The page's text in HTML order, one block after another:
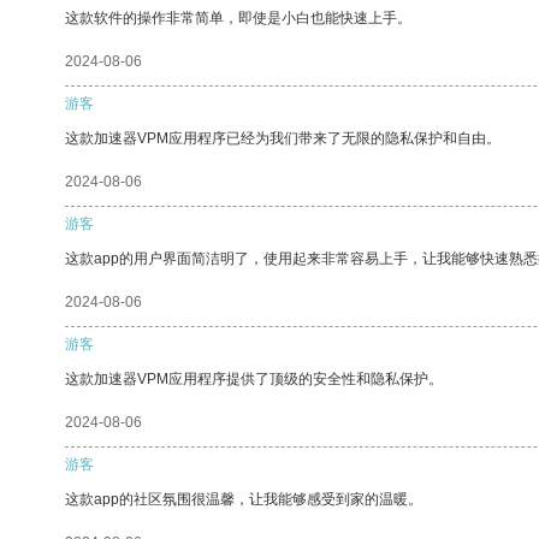
这款软件的操作非常简单，即使是小白也能快速上手。
2024-08-06
游客
这款加速器VPM应用程序已经为我们带来了无限的隐私保护和自由。
2024-08-06
游客
这款app的用户界面简洁明了，使用起来非常容易上手，让我能够快速熟
2024-08-06
游客
这款加速器VPM应用程序提供了顶级的安全性和隐私保护。
2024-08-06
游客
这款app的社区氛围很温馨，让我能够感受到家的温暖。